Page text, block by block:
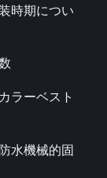
時期につい
ラーベスト
水機械的固